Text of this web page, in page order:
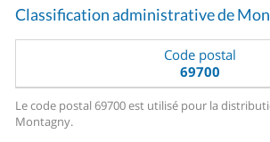
Classification administrative de
Code postal
69700
Le code postal 69700 est utilisé pour la
Montagny.